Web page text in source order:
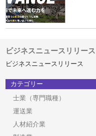
ビジネスニュースリリース
ビジネスニュースリリース
カテゴリー
士業（専門職種）
運送業
人材紹介業